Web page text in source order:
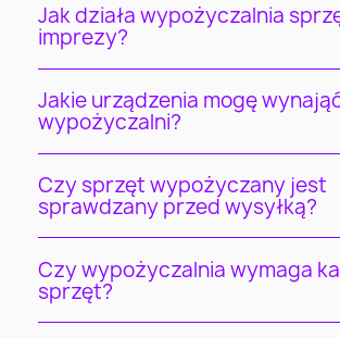
Jak działa wypożyczalnia
imprezy?
Jakie urządzenia mogę
wypożyczalni?
Czy sprzęt wypożyczany jest
sprawdzany przed wysyłką?
Czy wypożyczalnia wymaga
sprzęt?